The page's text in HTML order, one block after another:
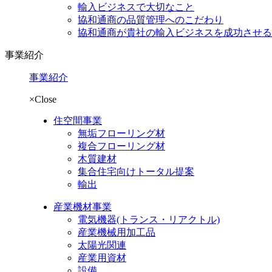
輸入ビジネスで大切なこと
協和通商の品質管理へのこだわり
協和通商が貴社の輸入ビジネスを成功させ
事業紹介
事業紹介
×Close
住空間事業
無垢フローリング材
複合フローリング材
木質建材
集合住宅向けトータル提案
輸出
産業機材事業
電気機器(トランス・リアクトル)
産業機械用加工品
太陽光関連
産業用資材